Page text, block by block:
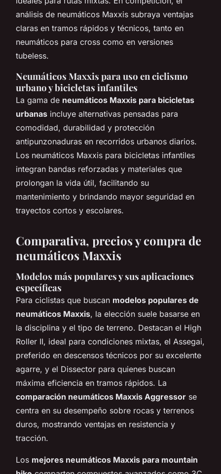
análisis de neumáticos Maxxis subraya ventajas
claras en tramos rápidos y técnicos, tanto en
neumáticos para cross como en versiones
tubeless.
Neumáticos Maxxis para uso en ciclismo
urbano y bicicletas infantiles
La gama de neumáticos Maxxis para bicicletas
urbanas incluye alternativas pensadas para
comodidad, durabilidad y protección
antipunzonaduras en recorridos urbanos diarios.
Los neumáticos Maxxis para bicicletas infantiles
integran bandas reforzadas y materiales que
prolongan la vida útil, facilitando su
mantenimiento y brindando mayor seguridad en
trayectos cortos y escolares.
Comparativa, precios y compra de
neumáticos Maxxis
Modelos más populares y sus aplicaciones
específicas
Para ciclistas que buscan modelos populares de
neumáticos Maxxis, la elección suele basarse en
la disciplina y el tipo de terreno. Destacan el High
Roller II, ideal para condiciones mixtas, el Assegai,
preferido en descensos técnicos por su excelente
agarre, y el Dissector para quienes buscan
máxima eficiencia en tramos rápidos. La
comparación neumáticos Maxxis Aggressor se
centra en su desempeño sobre rocas y terrenos
duros, mostrando ventajas en resistencia y
tracción.
Los mejores neumáticos Maxxis para mountain